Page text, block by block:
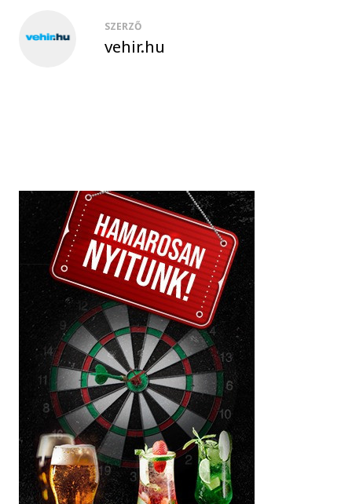
SZERZŐ
vehir.hu